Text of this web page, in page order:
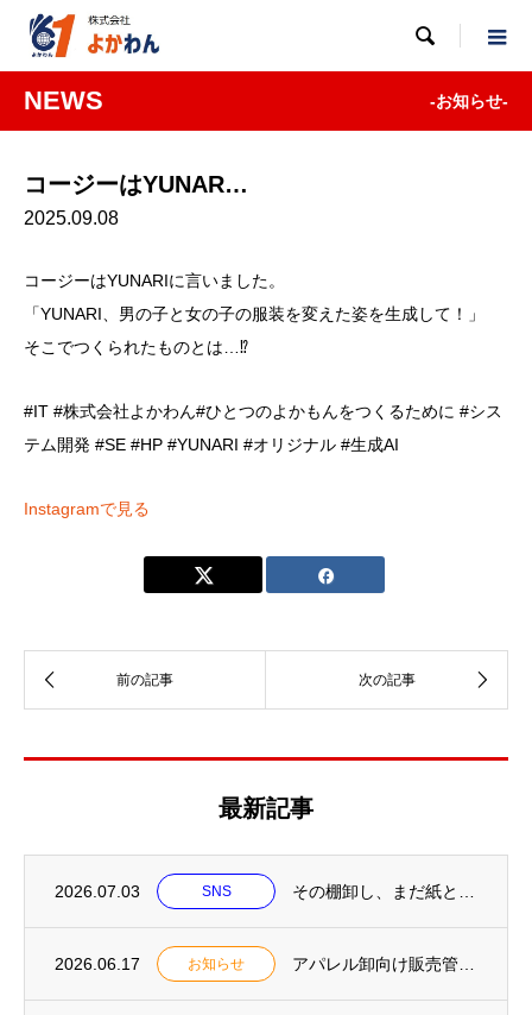

NEWS -お知らせ-
コージーはYUNAR…
2025.09.08
コージーはYUNARIに言いました。
「YUNARI、男の子と女の子の服装を変えた姿を生成して！」
そこでつくられたものとは…⁉︎
#IT #株式会社よかわん#ひとつのよかもんをつくるために #シス
テム開発 #SE #HP #YUNARI #オリジナル #生成AI
Instagramで見る
最新記事
2026.07.03 SNS その棚卸し、まだ紙と…
2026.06.17 お知らせ